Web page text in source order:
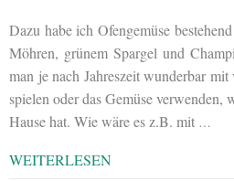
Dazu habe ich Ofengemüse
Möhren, grünem Spargel und
man je nach Jahreszeit wunderbar mit
spielen oder das Gemüse verwenden,
Hause hat. Wie wäre es z.B. mit …
WEITERLESEN